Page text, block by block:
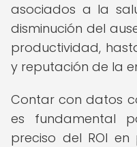
asociados a la
disminución del
productividad,
y reputación de la
Contar con datos
es fundamental
preciso del ROI